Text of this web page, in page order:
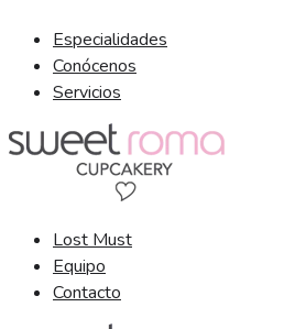
contenido
Especialidades
Conócenos
Servicios
Lost Must
Equipo
Contacto